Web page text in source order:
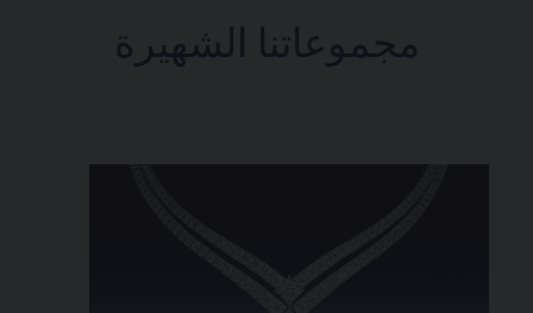
مجموعاتنا الشهيرة